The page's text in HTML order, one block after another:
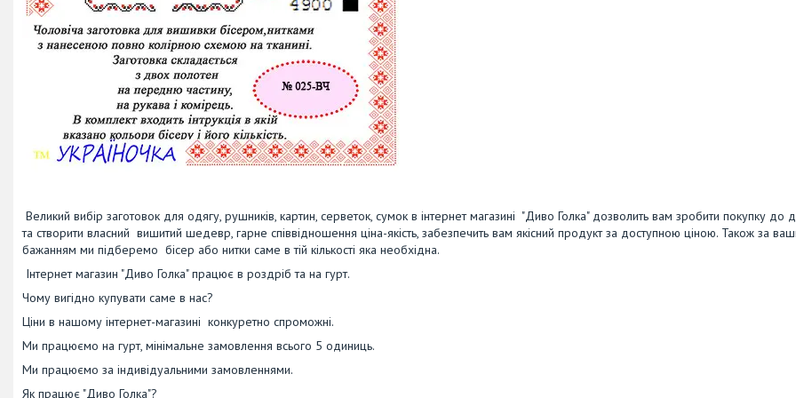
Великий вибір заготовок для одягу, рушників, картин, серветок, сумок в інтернет магазині "Диво Голка" дозволить вам зробити покупку до
та створити власний вишитий шедевр, гарне співвідношення ціна-якість, забезпечить вам якісний продукт за доступною ціною. Також за
бажанням ми підберемо бісер або нитки саме в тій кількості яка необхідна.
Інтернет магазин "Диво Голка" працює в роздріб та на гурт.
Чому вигідно купувати саме в нас?
Ціни в нашому інтернет-магазині конкуретно спроможні.
Ми працюємо на гурт, мінімальне замовлення всього 5 одиниць.
Ми працюємо за індивідуальними замовленнями.
Як працює "Диво Голка"?